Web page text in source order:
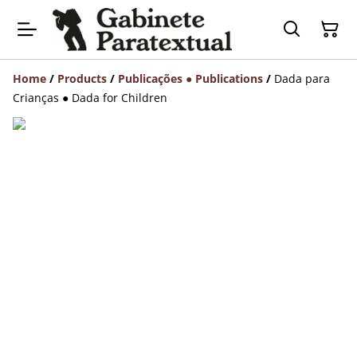
Home / Products / Publicações ● Publications / Dada para
Crianças ● Dada for Children